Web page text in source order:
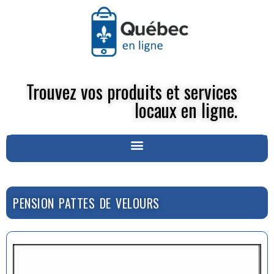
Trouvez vos produits et services
locaux en ligne.
PENSION PATTES DE VELOURS